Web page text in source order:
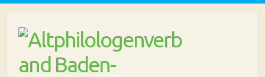
content